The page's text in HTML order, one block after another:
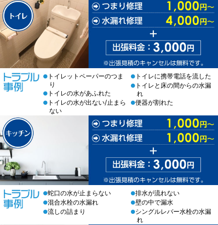
●トイレットペーパーのつま
り
●トイレの水があふれた
●トイレの水が出ない/止まら
ない
●トイレに携帯電話を流した
●トイレと床の間からの水漏
れ
●便器が割れた
●蛇口の水が止まらない
●混合水栓の水漏れ
●流しの詰まり
●排水が流れない
●壁の中で漏水
●シングルレバー水栓の水漏
れ